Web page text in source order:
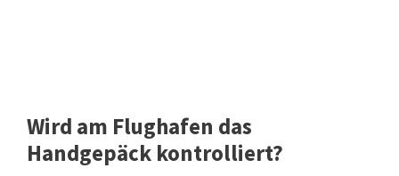
Wird am Flughafen das
Handgepäck kontrolliert?